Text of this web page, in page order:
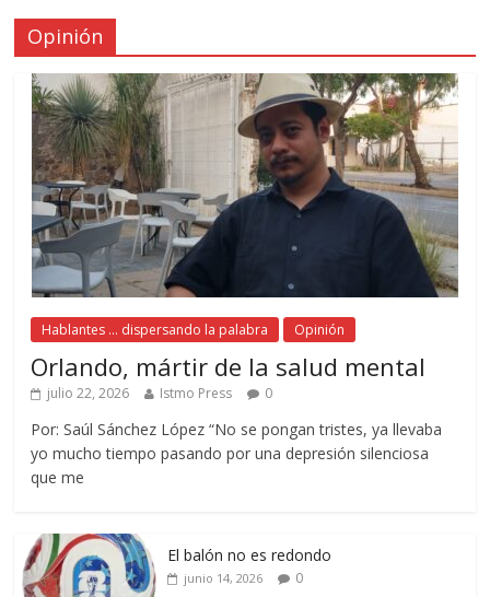
Opinión
Hablantes ... dispersando la palabra Opinión
Orlando, mártir de la salud mental
julio 22, 2026 Istmo Press 0
Por: Saúl Sánchez López “No se pongan tristes, ya llevaba
yo mucho tiempo pasando por una depresión silenciosa
que me
El balón no es redondo
junio 14, 2026 0